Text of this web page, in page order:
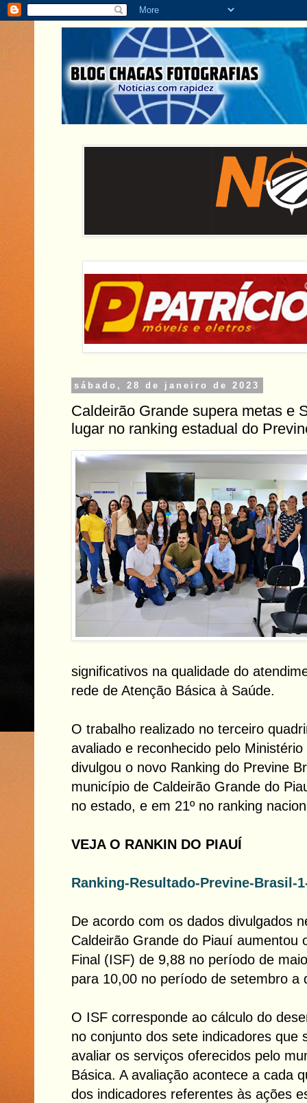
sábado, 28 de janeiro de 2023
Caldeirão Grande supera metas e
lugar no ranking estadual do
significativos na qualidade do
rede de Atenção Básica à Saúde.
O trabalho realizado no terceiro
avaliado e reconhecido pelo
divulgou o novo Ranking do Previne
município de Caldeirão Grande do
no estado, e em 21º no ranking
VEJA O RANKIN DO PIAUÍ
Ranking-Resultado-Previne-Brasil-
De acordo com os dados divulgados
Caldeirão Grande do Piauí aumentou
Final (ISF) de 9,88 no período de
para 10,00 no período de setembro a
O ISF corresponde ao cálculo do
no conjunto dos sete indicadores que
avaliar os serviços oferecidos pelo
Básica. A avaliação acontece a cada
dos indicadores referentes às ações